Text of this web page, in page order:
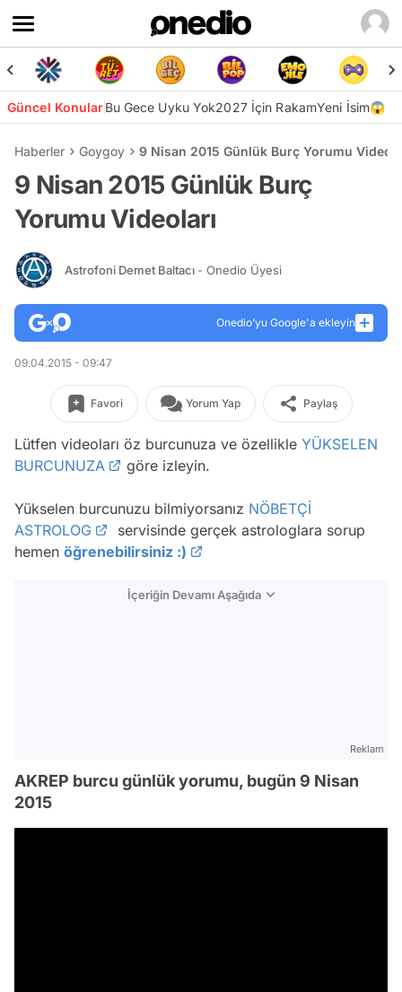
Güncel KonularBu Gece Uyku Yok2027 İçin RakamYeni İsim😱
Haberler Goygoy 9 Nisan 2015 Günlük Burç Yorumu
9 Nisan 2015 Günlük Burç
Yorumu Videoları
Astrofoni Demet Baltacı - Onedio Üyesi
Onedio’yu Google'a ekleyin
09.04.2015 - 09:47
Favori Yorum Yap Paylaş
Lütfen videoları öz burcunuza ve özellikle YÜKSELEN
BURCUNUZA
göre izleyin.
Yükselen burcunuzu bilmiyorsanız NÖBETÇİ
ASTROLOG
servisinde gerçek astrologlara sorup
hemen öğrenebilirsiniz :)
İçeriğin Devamı Aşağıda
Reklam
AKREP burcu günlük yorumu, bugün 9 Nisan
2015